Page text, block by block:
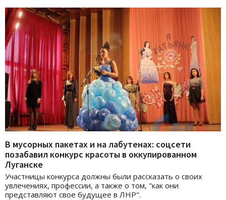
В мусорных пакетах и на лабутенах: соцсети
позабавил конкурс красоты в оккупированном
Луганске
Участницы конкурса должны были рассказать о своих
увлечениях, профессии, а также о том, "как они
представляют свое будущее в ЛНР".